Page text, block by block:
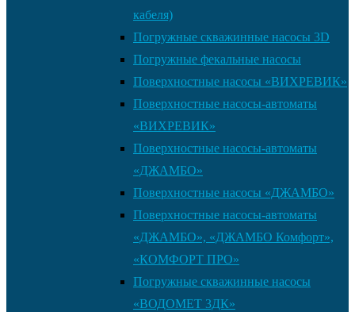
кабеля)
Погружные скважинные насосы 3D
Погружные фекальные насосы
Поверхностные насосы «ВИХРЕВИК»
Поверхностные насосы-автоматы
«ВИХРЕВИК»
Поверхностные насосы-автоматы
«ДЖАМБО»
Поверхностные насосы «ДЖАМБО»
Поверхностные насосы-автоматы
«ДЖАМБО», «ДЖАМБО Комфорт»,
«КОМФОРТ ПРО»
Погружные скважинные насосы
«ВОДОМЕТ 3ДК»